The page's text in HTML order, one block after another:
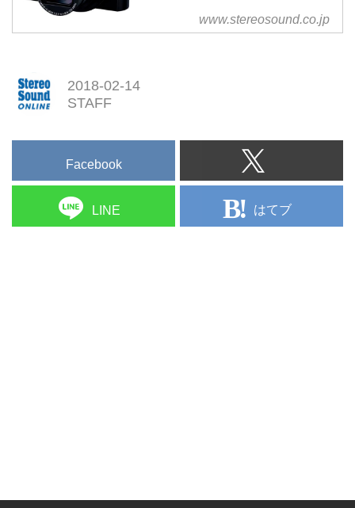
パナソニック、高級コンパクトデ
ジ・カメ「DC-TX2」、光学15倍
www.stereosound.co.jp
2018-02-14
STAFF
Facebook
LINE はてブ